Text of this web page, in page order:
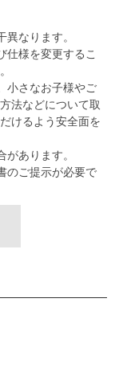
なります。
仕様を変更するこ
小さなお子様やご
法などについて取
けるよう安全面を
あります。
のご提示が必要で